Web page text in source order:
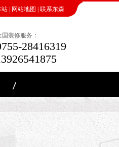
站 网站地图 联系东森
国装修服务：
28416319